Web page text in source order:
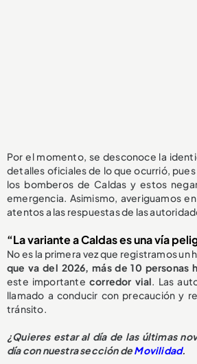
Por el momento, se desconoce la
detalles oficiales de lo que ocurrió, pues
los bomberos de Caldas y estos
emergencia. Asimismo, averiguamos en
atentos a las respuestas de las
“La variante a Caldas es una vía
No es la primera vez que registramos un
que va del 2026, más de 10 personas
este importante corredor vial. Las
llamado a conducir con precaución y
tránsito.
¿Quieres estar al día de las últimas
día con nuestra sección deMovilidad.